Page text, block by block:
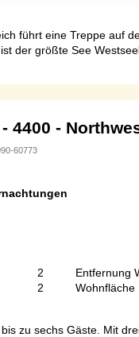
führt eine Treppe auf
der größte See
4400 -
60773
2
2
Entfernung
Wohnfläche
zu sechs Gäste. Mit